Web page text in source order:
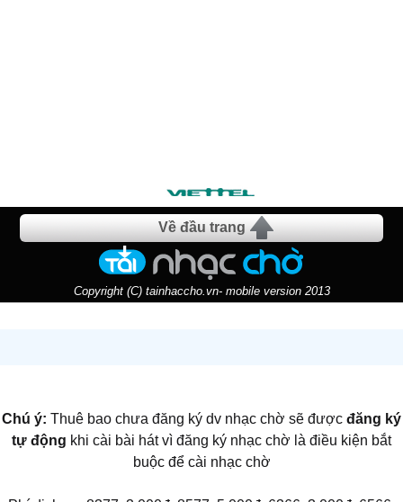
Về đầu trang
Copyright (C) tainhaccho.vn- mobile version 2013
Chú ý: Thuê bao chưa đăng ký dv nhạc chờ sẽ được đăng ký
tự động khi cài bài hát vì đăng ký nhạc chờ là điều kiện bắt
buộc để cài nhạc chờ